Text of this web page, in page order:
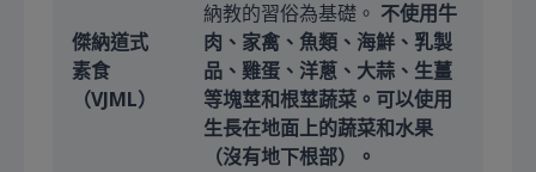
傑納道式
素食
（VJML）
納教的習俗為基礎。 不使用牛
肉、家禽、魚類、海鮮、乳製
品、雞蛋、洋蔥、大蒜、生薑
等塊莖和根莖蔬菜。可以使用
生長在地面上的蔬菜和水果
（沒有地下根部）。